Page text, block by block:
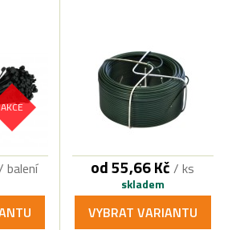
AKCE
balení od 55,66 Kč / ks
skladem
VYBRAT VARIANTU